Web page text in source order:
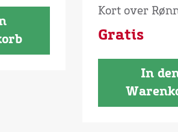
Kort over
Gratis
In